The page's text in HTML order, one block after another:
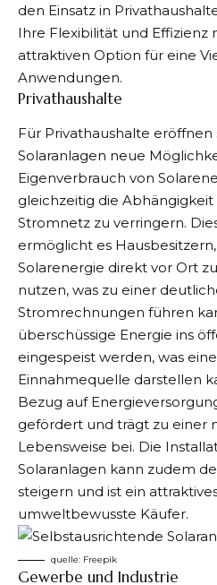
den Einsatz in
Ihre Flexibilität und Effizienz
attraktiven Option für eine
Anwendungen.
Privathaushalte
Für Privathaushalte
Solaranlagen neue
Eigenverbrauch von
gleichzeitig die
Stromnetz zu verringern.
ermöglicht es
Solarenergie direkt vor Ort
nutzen, was zu einer
Stromrechnungen führen
überschüssige Energie ins
eingespeist werden, was
Einnahmequelle darstellen
Bezug auf
gefördert und trägt zu einer
Lebensweise bei. Die
Solaranlagen kann zudem
steigern und ist ein
umweltbewusste Käufer.
quelle: Freepik
Gewerbe und Industrie